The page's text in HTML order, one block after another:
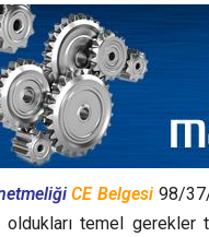
CE Belgesi 98/
oldukları temel